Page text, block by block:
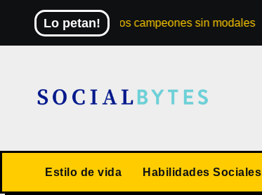
contenido
Lo petan!
El Mundial de los campeones sin modales
Estilo de vida Habilidades Sociales